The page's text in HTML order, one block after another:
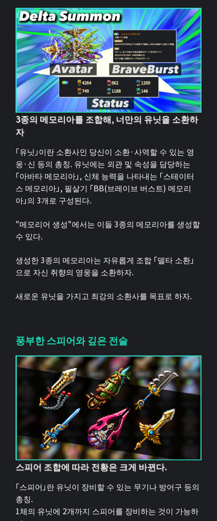
3종의 메모리아를 조합해, 너만의 유닛을 소환하
자
「유닛」이란 소환사인 당신이 소환·사역할 수 있는 영
웅·신 등의 총칭. 유닛에는 외관 및 속성을 담당하는
「아바타 메모리아」, 신체 능력을 나타내는 「스테이터
스 메모리아」, 필살기 「BB(브레이브 버스트) 메모리
아」의 3개로 구성된다.
"메모리어 생성"에서는 이들 3종의 메모리아를 생성할
수 있다.
생성한 3종의 메모리아는 자유롭게 조합 「델타 소환」
으로 자신 취향의 영웅을 소환하자.
새로운 유닛을 가지고 최강의 소환사를 목표로 하자.
풍부한 스피어와 깊은 전술
스피어 조합에 따라 전황은 크게 바뀐다.
「스피어」란 유닛이 장비할 수 있는 무기나 방어구 등의
총칭.
1체의 유닛에 2개까지 스피어를 장비하는 것이 가능하